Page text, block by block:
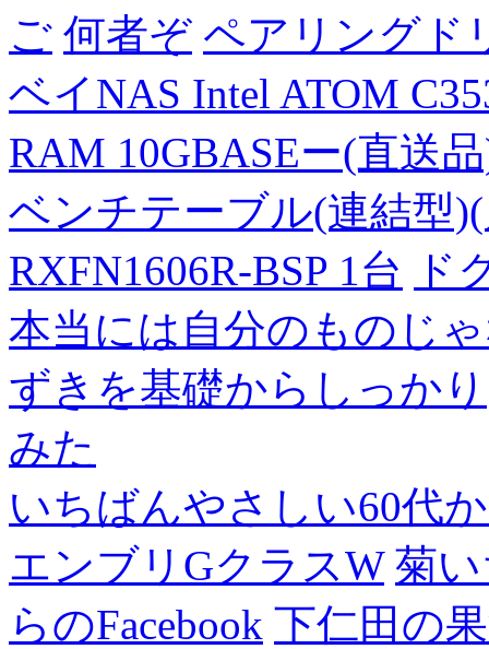
ご 何者ぞ ペアリングド
ベイNAS Intel ATOM
RAM 10GBASEー(直送
ベンチテーブル(連結型
RXFN1606R-BSP 1台
ド
本当には自分のものじ
ずきを基礎からしっかり
みた
いちばんやさしい60代
エンブリGクラスW 菊
らのFacebook 下仁田の